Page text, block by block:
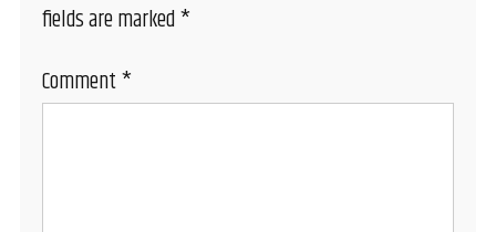
fields are marked*
Comment*